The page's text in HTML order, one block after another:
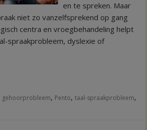
en te spreken. Maar
niet zo vanzelfsprekend op gang
centra en vroegbehandeling helpt
spraakprobleem, dyslexie of
gehoorprobleem, Pento,taal-spraakprobleem,